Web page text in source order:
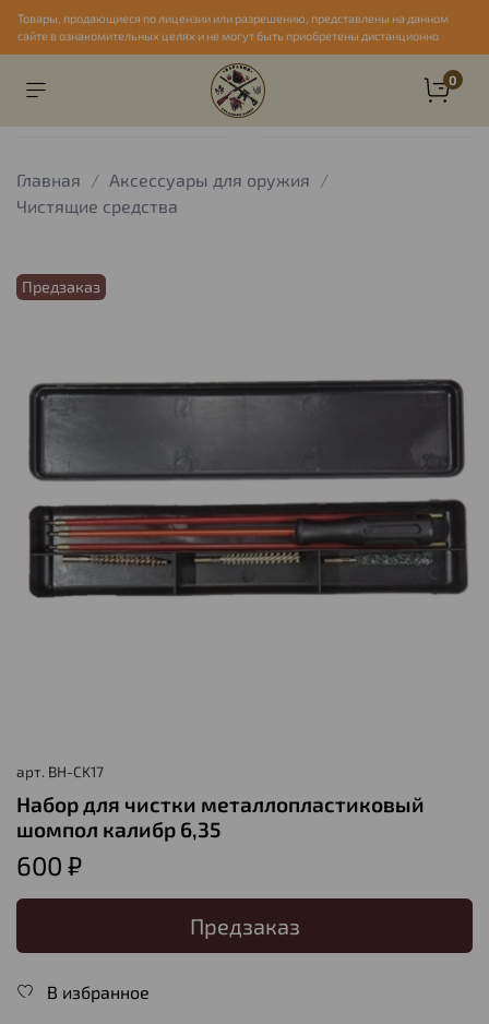
Товары, продающиеся по лицензии или разрешению, представлены на данном
сайте в ознакомительных целях и не могут быть приобретены дистанционно
0
Главная
Аксессуары для оружия
Чистящие средства
Предзаказ
арт. BH-CK17
Набор для чистки металлопластиковый
шомпол калибр 6,35
600 ₽
Предзаказ
В избранное